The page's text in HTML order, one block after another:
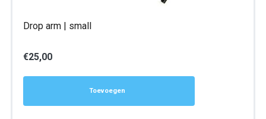
Drop arm | small
€25,00
Toevoegen